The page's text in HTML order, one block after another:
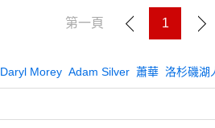
第一頁 1
Daryl Morey Adam Silver 蕭華 洛杉磯湖